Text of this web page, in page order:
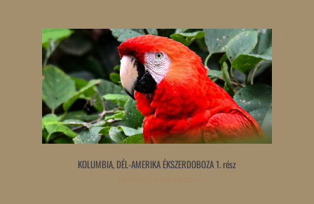
KOLUMBIA, DÉL-AMERIKA ÉKSZERDOBOZA 1. rész